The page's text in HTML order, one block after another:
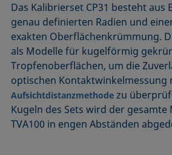
Das Kalibrierset CP31 besteht aus
genau definierten Radien und
exakten Oberflächenkrümmung.
als Modelle für kugelförmig
Tropfenoberflächen, um die
optischen Kontaktwinkelmessung
Aufsichtdistanzmethode zu
Kugeln des Sets wird der gesamte
TVA100 in engen Abständen